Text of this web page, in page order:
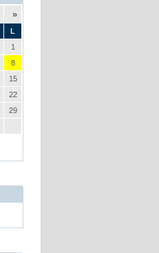
»
L
1
8
15
22
29